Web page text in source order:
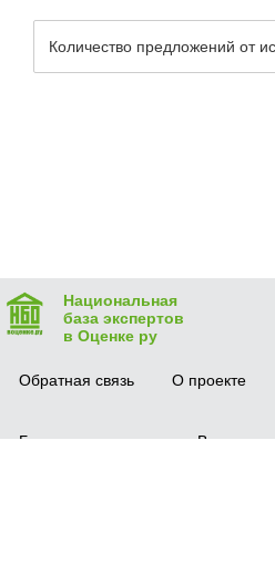
Количество предложений от
Национальная
база экспертов
в Оценке ру
Обратная связь О проекте
Безопасная сделка Вопрос-